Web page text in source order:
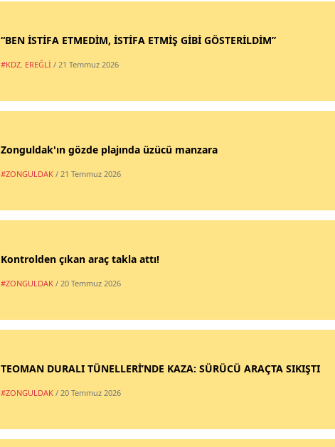
“BEN İSTİFA ETMEDİM, İSTİFA ETMİŞ GİBİ GÖSTERİLDİM”
#KDZ. EREĞLİ / 21 Temmuz 2026
Zonguldak'ın gözde plajında üzücü manzara
#ZONGULDAK / 21 Temmuz 2026
Kontrolden çıkan araç takla attı!
#ZONGULDAK / 20 Temmuz 2026
TEOMAN DURALI TÜNELLERİ’NDE KAZA: SÜRÜCÜ ARAÇTA SIKIŞTI
#ZONGULDAK / 20 Temmuz 2026